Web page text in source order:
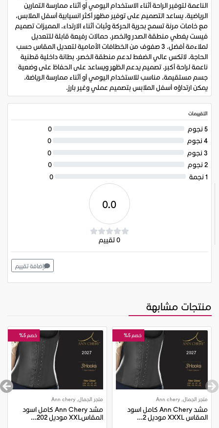
الناعمة لتوفير الراحة أثناء الاستخدام اليومي أو أثناء ممارسة التمارين
الرياضية. يساعد التصميم على توفير مظهر أكثر انسيابية أسفل الملابس،
مع خامات مرنة تسمح بحرية الحركة وثبات أثناء الارتداء. المميزات تصميم
فيست يغطي منطقة الصدر والخصر. حمالات رفيعة قابلة للتعديل
لملاءمة أفضل. 3 صفوف من الخطافات الأمامية لتعديل المقاس حسب
الحاجة. لاتكس عالي الضغط لدعم منطقة الخصر. بطانة داخلية قطنية
ناعمة لراحة أكبر. تصميم يدعم الظهر ويساعد على الحفاظ على وضعية
جسم مستقيمة. مناسب للاستخدام اليومي أو أثناء ممارسة الرياضة.
يمكن ارتداؤه أسفل الملابس بتصميم عملي وغير بارز.
التقييمات
5 نجوم
0
4 نجوم
0
3 نجوم
0
2 نجوم
0
1 نجمة
0
0.0
0 تقييم
إضافة تقييم
منتجات مشابهة
خصم 5%
متجر الجمال, Ann chery
مشد Ann Chery كامل اسود
المقاس XXXL موديل 2...
خصم 5%
متجر الجمال, Ann chery
مشد Ann Chery كامل اسود
المقاسXXL موديل 202...